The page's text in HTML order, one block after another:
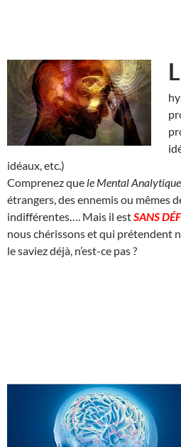
L
idéaux, etc.)
Comprenez que le Mental Analytique
étrangers, des ennemis ou mêmes
indifférentes…. Mais il estSANS
nous chérissons et qui prétendent
le saviez déjà, n’est-ce pas ?